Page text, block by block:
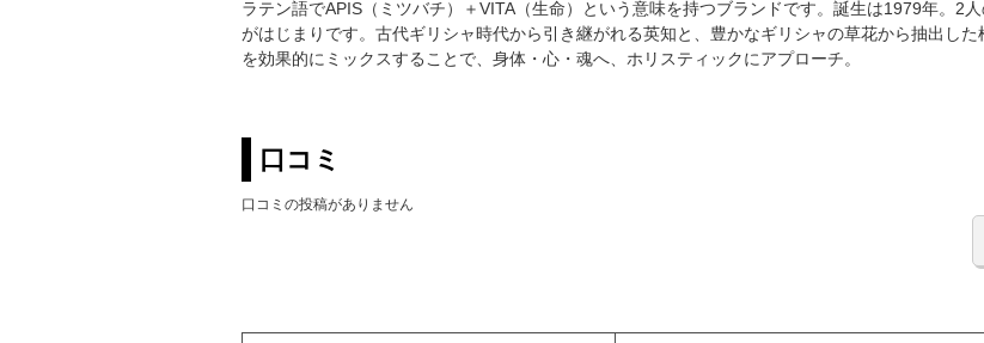
ラテン語でAPIS（ミツバチ）＋VITA（生命）という意味を持つブランドです。誕生は1979年。2
がはじまりです。古代ギリシャ時代から引き継がれる英知と、豊かなギリシャの草花から抽出し
を効果的にミックスすることで、身体・心・魂へ、ホリスティックにアプローチ。
口コミ
口コミの投稿がありません